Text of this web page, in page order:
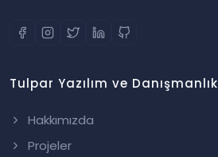
Tulpar Yazılım ve Danışmanlık
Hakkımızda
Projeler